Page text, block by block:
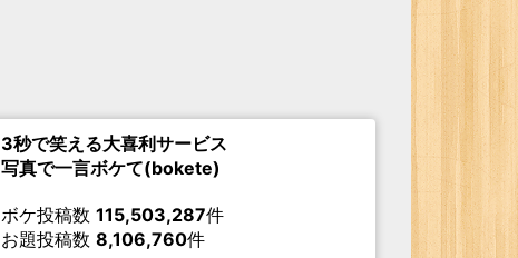
3秒で笑える大喜利サービス
写真で一言ボケて(bokete)
ボケ投稿数 115,503,287件
お題投稿数 8,106,760件